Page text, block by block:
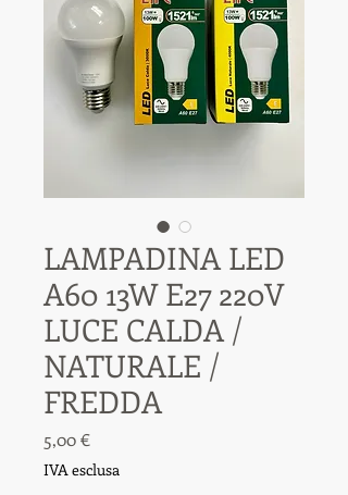
LAMPADINA LED
A60 13W E27 220V
LUCE CALDA /
NATURALE /
FREDDA
5,00 €Prezzo
IVA esclusa